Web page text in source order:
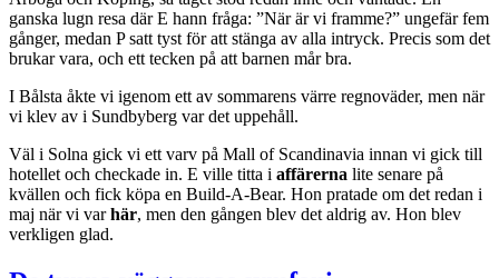
ganska lugn resa där E hann fråga: ”När är vi framme?” ungefär fem
gånger, medan P satt tyst för att stänga av alla intryck. Precis som det
brukar vara, och ett tecken på att barnen mår bra.
I Bålsta åkte vi igenom ett av sommarens värre regnoväder, men när
vi klev av i Sundbyberg var det uppehåll.
Väl i Solna gick vi ett varv på Mall of Scandinavia innan vi gick till
hotellet och checkade in. E ville titta i affärerna lite senare på
kvällen och fick köpa en Build-A-Bear. Hon pratade om det redan i
maj när vi varhär, men den gången blev det aldrig av. Hon blev
verkligen glad.